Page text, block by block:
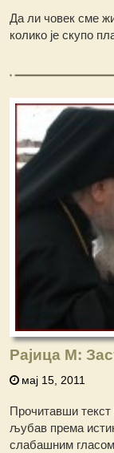
Да ли човек сме
колико је скупо
Рајица М:
мај 15, 2011
Прочитавши
љубав према
слабашним